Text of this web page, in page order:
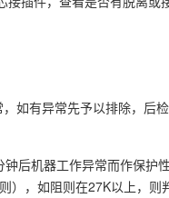
如有异常先予以排除，后
后机器工作异常而作保护
，如阻则在27K以上，